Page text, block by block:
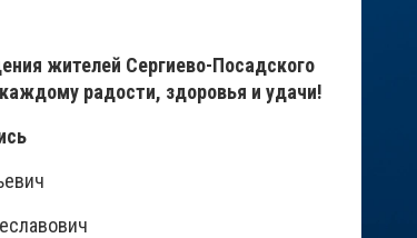
жителей Сергиево-Посадского
радости, здоровья и удачи!